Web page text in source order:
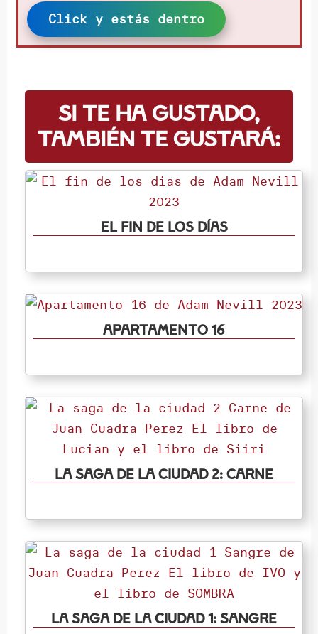
Click y estás dentro
Si te ha gustado,
también te gustará:
El fin de los días
Apartamento 16
La saga de La Ciudad 2: Carne
La saga de La Ciudad 1: Sangre